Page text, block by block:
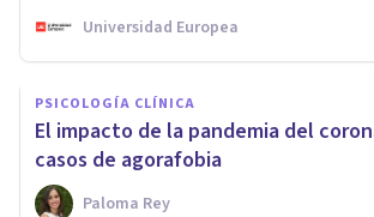
Universidad Europea
PSICOLOGÍA CLÍNICA
El impacto de la pandemia del
casos de agorafobia
Paloma Rey